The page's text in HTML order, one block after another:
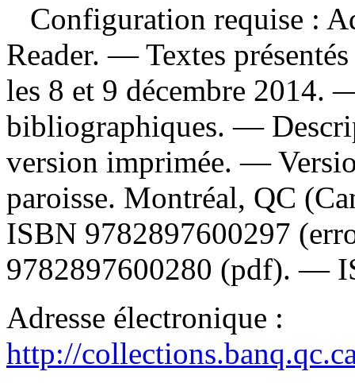
Configuration requise :
Reader. — Textes
les 8 et 9 décembre 2014.
bibliographiques. —
version imprimée. —
paroisse. Montréal, QC
ISBN 9782897600297
9782897600280 (pdf). —
Adresse électronique :
http://